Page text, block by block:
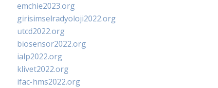
emchie2023.org
girisimselradyoloji2022.org
utcd2022.org
biosensor2022.org
ialp2022.org
klivet2022.org
ifac-hms2022.org